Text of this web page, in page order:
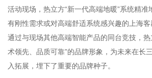
活动现场，热立方“新一代高端地暖”系统精
有刚性需求或对高端舒适系统感兴趣的上海客
通过与现场其他高端智能产品的同台竞技，
术领先、品质可靠”的品牌形象，为未来在长
入拓展，埋下了重要的品牌种子。